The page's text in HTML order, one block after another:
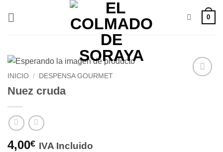
0
INICIO / DESPENSA GOURMET
Nuez cruda
4,00€ IVA Incluido